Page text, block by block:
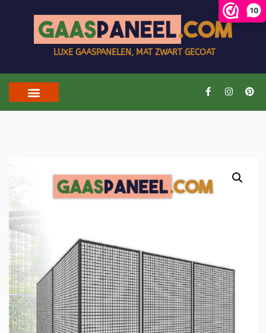
10
LUXE GAASPANELEN, MAT ZWART GECOAT